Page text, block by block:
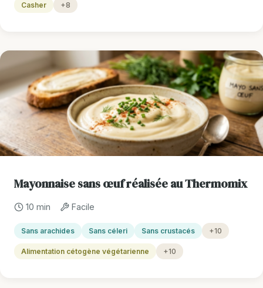
Casher +8
Mayonnaise sans œuf réalisée au Thermomix
10 min Facile
Sans arachides Sans céleri Sans crustacés +10
Alimentation cétogène végétarienne +10